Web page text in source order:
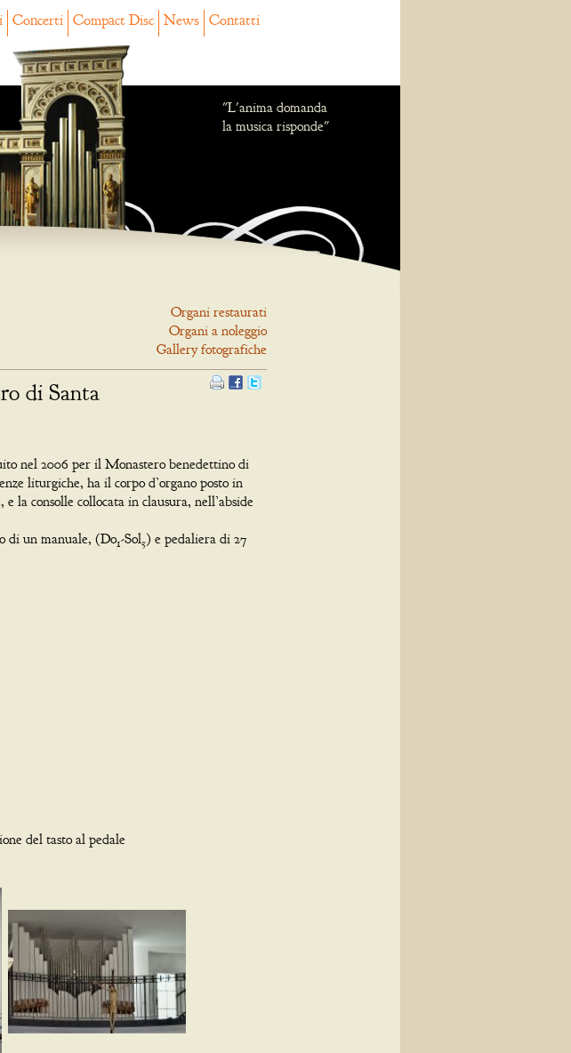
Concerti Compact Disc News Contatti
"L'anima domanda
la musica risponde"
Organi restaurati
Organi a noleggio
Gallery fotografiche
di Santa
nel 2006 per il Monastero benedettino di
liturgiche, ha il corpo d’organo posto in
la consolle collocata in clausura, nell’abside
di un manuale, (Do1-Sol5) e pedaliera di 27
tasto al pedale